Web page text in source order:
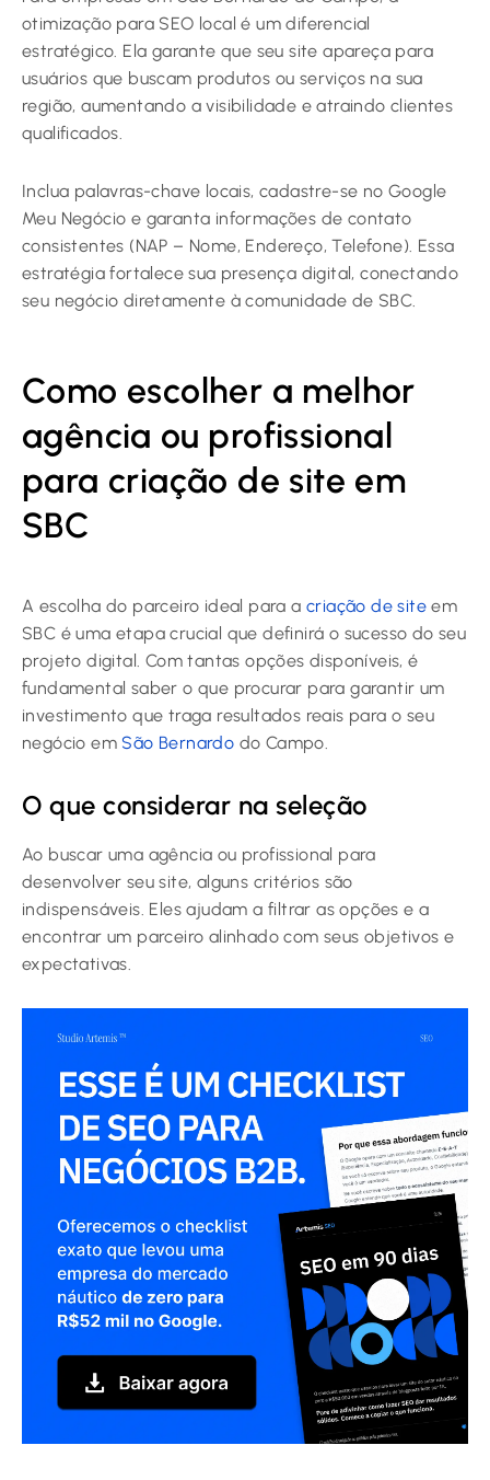
otimização para SEO local é um diferencial
estratégico. Ela garante que seu site apareça para
usuários que buscam produtos ou serviços na sua
região, aumentando a visibilidade e atraindo clientes
qualificados.
Inclua palavras-chave locais, cadastre-se no Google
Meu Negócio e garanta informações de contato
consistentes (NAP – Nome, Endereço, Telefone). Essa
estratégia fortalece sua presença digital, conectando
seu negócio diretamente à comunidade de SBC.
Como escolher a melhor
agência ou profissional
para criação de site em
SBC
A escolha do parceiro ideal para a criação de site em
SBC é uma etapa crucial que definirá o sucesso do seu
projeto digital. Com tantas opções disponíveis, é
fundamental saber o que procurar para garantir um
investimento que traga resultados reais para o seu
negócio em São Bernardo do Campo.
O que considerar na seleção
Ao buscar uma agência ou profissional para
desenvolver seu site, alguns critérios são
indispensáveis. Eles ajudam a filtrar as opções e a
encontrar um parceiro alinhado com seus objetivos e
expectativas.